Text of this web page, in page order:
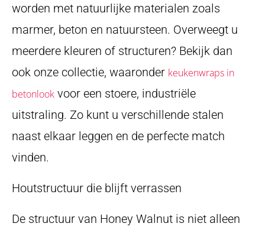
worden met natuurlijke materialen zoals
marmer, beton en natuursteen. Overweegt u
meerdere kleuren of structuren? Bekijk dan
ook onze collectie, waaronder keukenwraps in
betonlook voor een stoere, industriële
uitstraling. Zo kunt u verschillende stalen
naast elkaar leggen en de perfecte match
vinden.
Houtstructuur die blijft verrassen
De structuur van Honey Walnut is niet alleen